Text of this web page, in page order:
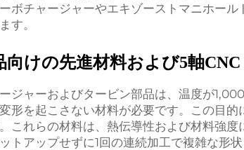
ボチャージャーやエキゾーストマニホー
す。
向けの先進材料および5軸CNC
ジャーおよびタービン部品は、温度が
形を起こさない材料が必要です。この目
これらの材料は、熱伝導性および材料強
トアップせずに1回の連続加工で複雑な形